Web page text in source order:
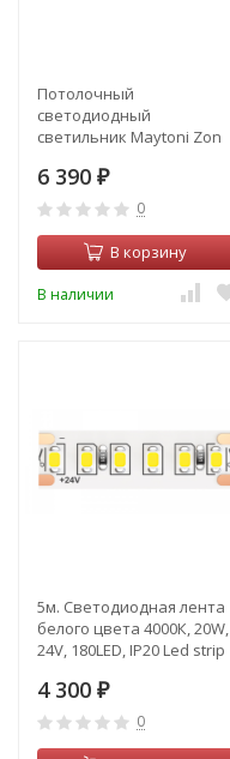
Потолочный
светодиодный
светильник Maytoni Zon
6 390 ₽
0
В корзину
В наличии
5м. Светодиодная лента
белого цвета 4000К, 20W,
24V, 180LED, IP20 Led strip
4 300 ₽
0